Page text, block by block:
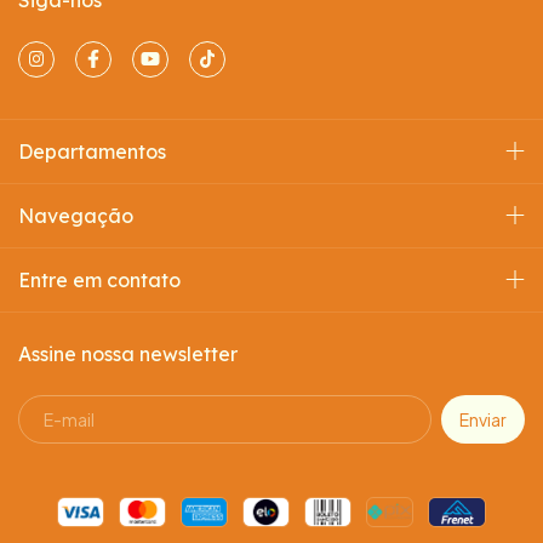
Departamentos
Navegação
Entre em contato
Assine nossa newsletter